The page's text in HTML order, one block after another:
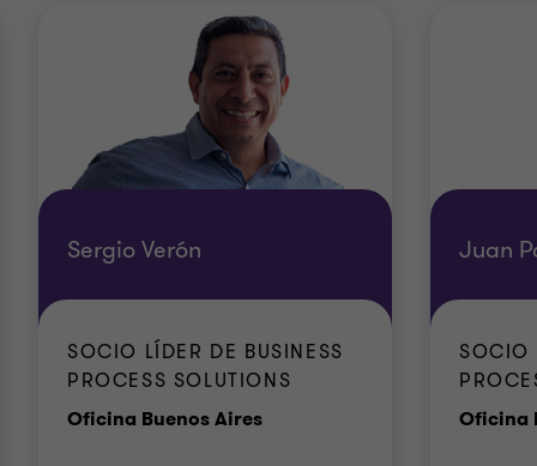
Sergio Verón
SOCIO LÍDER DE BUSINESS
PROCESS SOLUTIONS
Oficina Buenos AiresOficina
Juan
SOCIO
Oficina